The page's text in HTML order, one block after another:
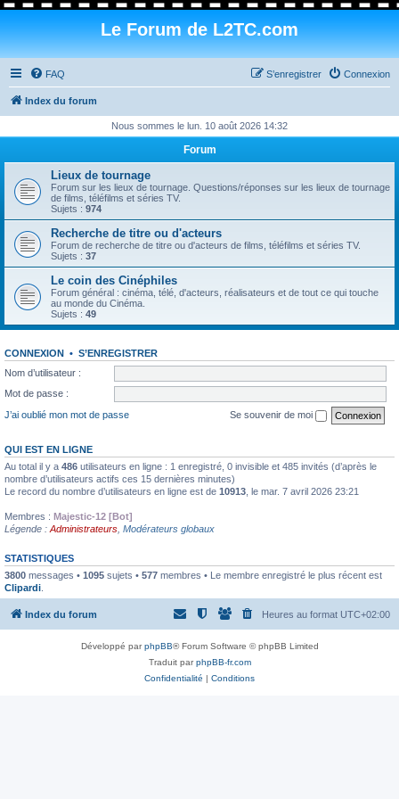
Le Forum de L2TC.com
FAQ Connexion
S’enregistrer
Index du forum
Nous sommes le lun. 10 août 2026 14:32
Forum
Lieux de tournage
Forum sur les lieux de tournage. Questions/réponses sur les lieux de tournage
de films, téléfilms et séries TV.
Sujets : 974
Recherche de titre ou d'acteurs
Forum de recherche de titre ou d'acteurs de films, téléfilms et séries TV.
Sujets : 37
Le coin des Cinéphiles
Forum général : cinéma, télé, d'acteurs, réalisateurs et de tout ce qui touche
au monde du Cinéma.
Sujets : 49
CONNEXION • S’ENREGISTRER
Nom d’utilisateur :
Mot de passe :
J’ai oublié mon mot de passe
Se souvenir de moi
QUI EST EN LIGNE
Au total il y a 486 utilisateurs en ligne : 1 enregistré, 0 invisible et 485 invités (d’après le
nombre d’utilisateurs actifs ces 15 dernières minutes)
Le record du nombre d’utilisateurs en ligne est de 10913 , le mar. 7 avril 2026 23:21
Membres : Majestic-12 [Bot]
Légende : Administrateurs Modérateurs globaux
STATISTIQUES
3800 messages • 1095 sujets • 577 membres • Le membre enregistré le plus récent est
Clipardi
Index du forum Heures au format UTC+02:00
Développé parphpBB® Forum Software © phpBB Limited
Traduit parphpBB-fr.com
Confidentialité | Conditions